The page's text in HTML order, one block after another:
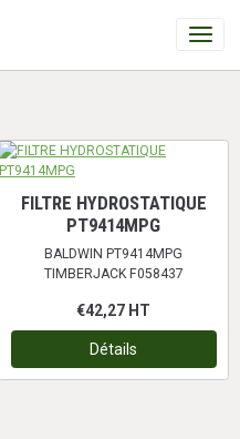
FILTRE HYDROSTATIQUE
PT9414MPG
BALDWIN PT9414MPG
TIMBERJACK F058437
€42,27 HT
Détails